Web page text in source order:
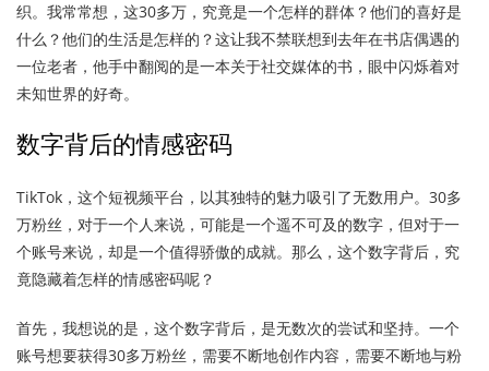
织。我常常想，这30多万，究竟是一个怎样的群体？他们的喜好是
什么？他们的生活是怎样的？这让我不禁联想到去年在书店偶遇的
一位老者，他手中翻阅的是一本关于社交媒体的书，眼中闪烁着对
未知世界的好奇。
数字背后的情感密码
TikTok，这个短视频平台，以其独特的魅力吸引了无数用户。30多
万粉丝，对于一个人来说，可能是一个遥不可及的数字，但对于一
个账号来说，却是一个值得骄傲的成就。那么，这个数字背后，究
竟隐藏着怎样的情感密码呢？
首先，我想说的是，这个数字背后，是无数次的尝试和坚持。一个
账号想要获得30多万粉丝，需要不断地创作内容，需要不断地与粉